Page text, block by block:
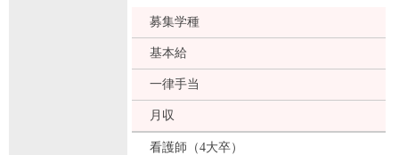
募集学種
基本給
一律手当
月収
看護師（4大卒）